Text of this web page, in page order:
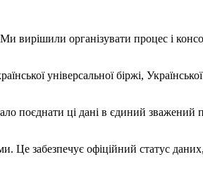
вирішили організувати процес і
універсальної біржі,
поєднати ці дані в єдиний зважений
Це забезпечує офіційний статус